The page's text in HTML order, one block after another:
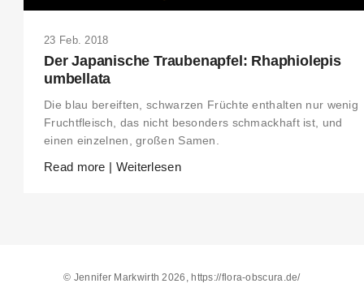
23 Feb. 2018
Der Japanische Traubenapfel: Rhaphiolepis
umbellata
Die blau bereiften, schwarzen Früchte enthalten nur wenig
Fruchtfleisch, das nicht besonders schmackhaft ist, und
einen einzelnen, großen Samen.
Read more | Weiterlesen
© Jennifer Markwirth 2026, https://flora-obscura.de/